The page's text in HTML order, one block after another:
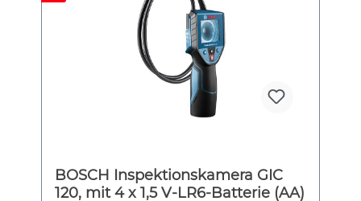
BOSCH Inspektionskamera GIC
120, mit 4 x 1,5 V-LR6-Batterie (AA)